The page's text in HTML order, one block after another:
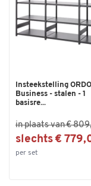
Insteekstelling ORDO
Business - stalen - 1
basisre...
in plaats van €
slechts €
per set